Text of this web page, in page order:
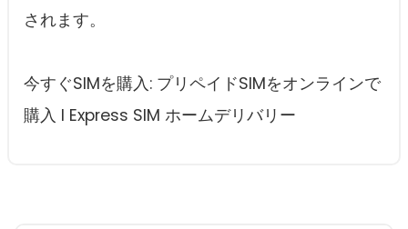
されます。
今すぐSIMを購入: プリペイドSIMをオンラインで
購入 I Express SIM ホームデリバリー